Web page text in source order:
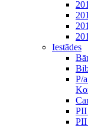
Iestādes
P/